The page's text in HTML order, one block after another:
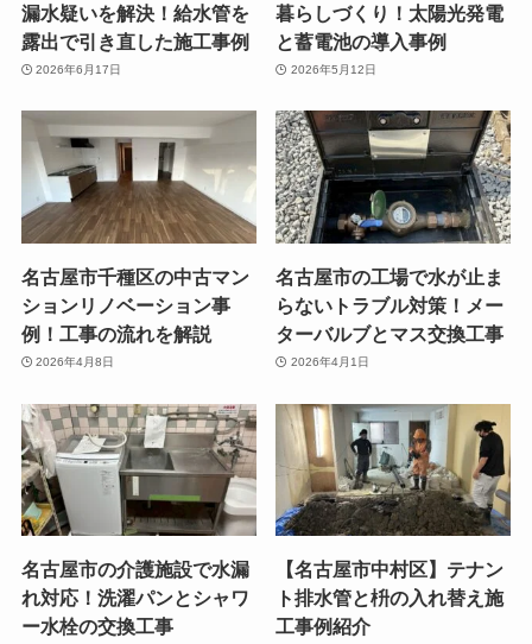
漏水疑いを解決！給水管を
露出で引き直した施工事例
2026年6月17日
暮らしづくり！太陽光発電
と蓄電池の導入事例
2026年5月12日
名古屋市千種区の中古マン
ションリノベーション事
例！工事の流れを解説
2026年4月8日
名古屋市の工場で水が止ま
らないトラブル対策！メー
ターバルブとマス交換工事
2026年4月1日
名古屋市の介護施設で水漏
れ対応！洗濯パンとシャワ
ー水栓の交換工事
【名古屋市中村区】テナン
ト排水管と枡の入れ替え施
工事例紹介